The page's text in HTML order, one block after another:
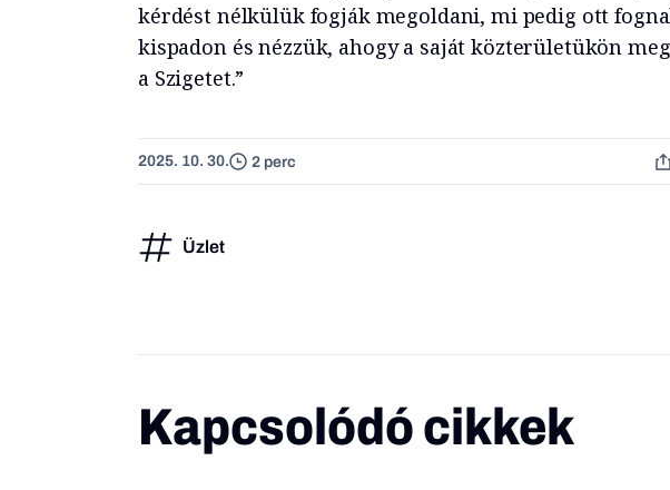
kérdést nélkülük fogják megoldani, mi pedig ott
kispadon és nézzük, ahogy a saját közterületükön
a Szigetet.”
2025. 10. 30. 2 perc
Üzlet
Kapcsolódó cikkek